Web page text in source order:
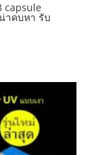
capsule
าคบหา รับ